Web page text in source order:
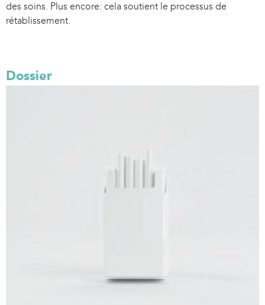
des soins. Plus encore: cela soutient le processus de
rétablissement.
Dossier